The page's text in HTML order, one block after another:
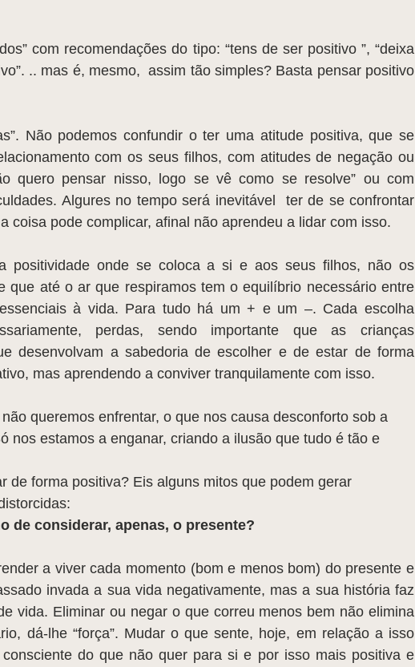
com recomendações do tipo: “tens de ser positivo ”, “deixa
.. mas é, mesmo,  assim tão simples? Basta pensar positivo
Não podemos confundir o ter uma atitude positiva, que se
com os seus filhos, com atitudes de negação ou
quero pensar nisso, logo se vê como se resolve” ou com
Algures no tempo será inevitável  ter de se confrontar
coisa pode complicar, afinal não aprendeu a lidar com isso.
positividade onde se coloca a si e aos seus filhos, não os
que até o ar que respiramos tem o equilíbrio necessário entre
à vida. Para tudo há um + e um –. Cada escolha
perdas, sendo importante que as crianças
desenvolvam a sabedoria de escolher e de estar de forma
mas aprendendo a conviver tranquilamente com isso.
queremos enfrentar, o que nos causa desconforto sob a
nos estamos a enganar, criando a ilusão que tudo é tão e
de forma positiva? Eis alguns mitos que podem gerar
de considerar, apenas, o presente?
invada a sua vida negativamente, mas a sua história faz
vida. Eliminar ou negar o que correu menos bem não elimina
dá-lhe “força”. Mudar o que sente, hoje, em relação a isso
do que não quer para si e por isso mais positiva e